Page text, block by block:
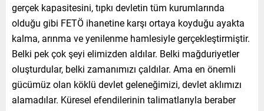
gerçek kapasitesini, tıpkı devletin tüm kurumlarında
olduğu gibi FETÖ ihanetine karşı ortaya koyduğu ayakta
kalma, arınma ve yenilenme hamlesiyle gerçekleştirmiştir.
Belki pek çok şeyi elimizden aldılar. Belki mağduriyetler
oluşturdular, belki zamanımızı çaldılar. Ama en önemli
gücümüz olan köklü devlet geleneğimizi, devlet aklımızı
alamadılar. Küresel efendilerinin talimatlarıyla beraber